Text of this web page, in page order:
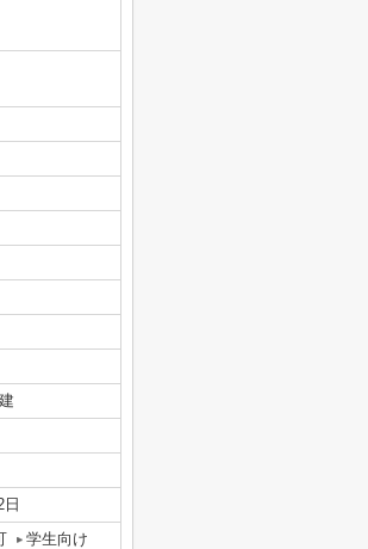
学生向け